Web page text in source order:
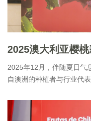
2025澳大利亚樱
2025年12月，伴随夏日气
自澳洲的种植者与行业代
品质，更庆祝了其在中国